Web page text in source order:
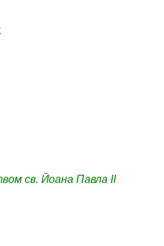
св. Йоана Павла ІІ